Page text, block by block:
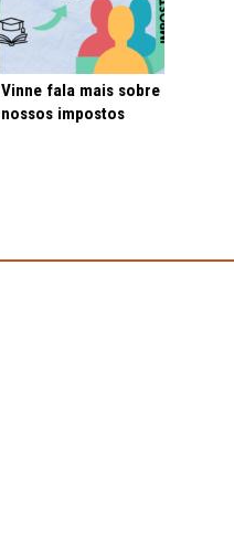
Vinne fala mais sobre
nossos impostos